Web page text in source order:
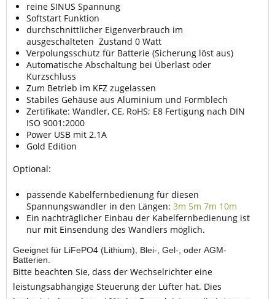
reine SINUS Spannung
Softstart Funktion
durchschnittlicher Eigenverbrauch im
ausgeschalteten Zustand 0 Watt
Verpolungsschutz für Batterie (Sicherung löst aus)
Automatische Abschaltung bei Überlast oder
Kurzschluss
Zum Betrieb im KFZ zugelassen
Stabiles Gehäuse aus Aluminium und Formblech
Zertifikate: Wandler, CE, RoHS; E8 Fertigung nach DIN
ISO 9001:2000
Power USB mit 2.1A
Gold Edition
Optional:
passende Kabelfernbedienung für diesen
Spannungswandler in den Längen: 3m 5m 7m 10m
Ein nachträglicher Einbau der Kabelfernbedienung ist
nur mit Einsendung des Wandlers möglich.
Geeignet für LiFePO4 (Lithium), Blei-, Gel-, oder AGM-
Batterien.
Bitte beachten Sie, dass der Wechselrichter eine
leistungsabhängige Steuerung der Lüfter hat. Dies